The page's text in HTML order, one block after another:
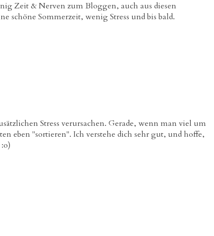
Zeit & Nerven zum Bloggen, auch aus diesen
schöne Sommerzeit, wenig Stress und bis bald.
Stress verursachen. Gerade, wenn man viel um
eben "sortieren". Ich verstehe dich sehr gut, und hoffe,